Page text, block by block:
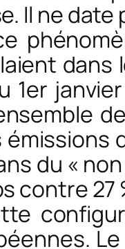
Il ne date
dans
1er
du «
contre 27